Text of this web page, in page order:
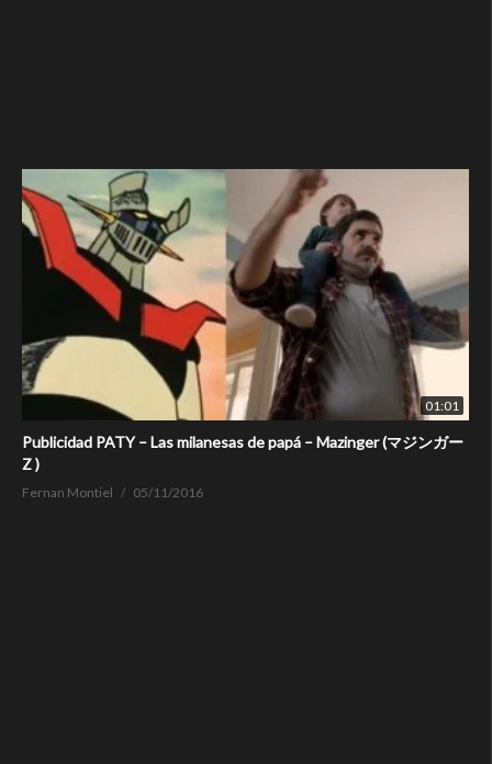
01:01
Publicidad PATY – Las milanesas de papá – Mazinger (マジンガー
Z )
Fernan Montiel 05/11/2016